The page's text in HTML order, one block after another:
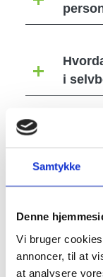
Samtykke
Denne
Vi bruger
annoncer, til at
at analysere
i